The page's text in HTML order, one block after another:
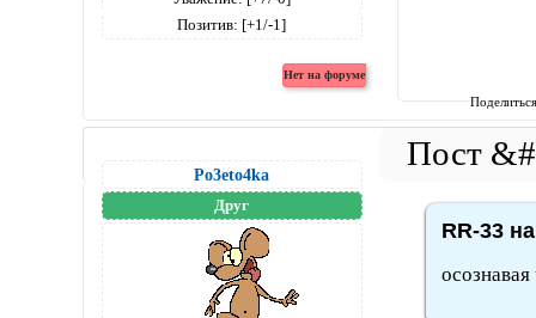
Позитив: [+1/-1]
Po3eto4ka
Друг
RR-33